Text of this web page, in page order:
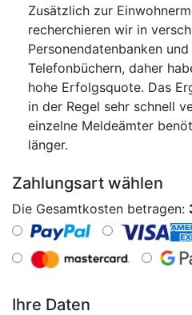
Zusätzlich zur
recherchieren wir in
Personendatenbanken
Telefonbüchern, daher
hohe Erfolgsquote. Das
in der Regel sehr schnell
einzelne Meldeämter
länger.
Zahlungsart wählen
Die Gesamtkosten betragen:
Ihre Daten